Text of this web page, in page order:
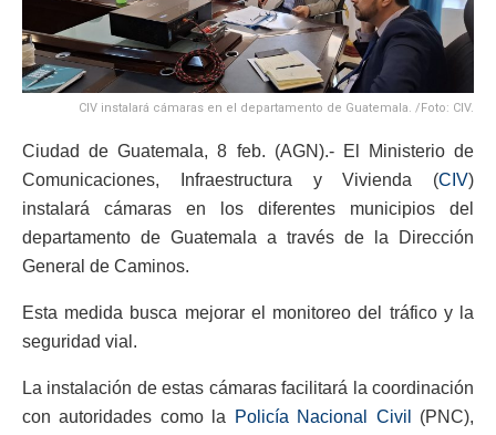
CIV instalará cámaras en el departamento de Guatemala. /Foto: CIV.
Ciudad de Guatemala, 8 feb. (AGN).- El Ministerio de
Comunicaciones, Infraestructura y Vivienda (CIV)
instalará cámaras en los diferentes municipios del
departamento de Guatemala a través de la Dirección
General de Caminos.
Esta medida busca mejorar el monitoreo del tráfico y la
seguridad vial.
La instalación de estas cámaras facilitará la coordinación
con autoridades como la
Policía Nacional Civil
(PNC),